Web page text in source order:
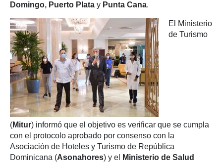
Domingo, Puerto Plata y Punta Cana.
El Ministerio
de Turismo
(Mitur) informó que el objetivo es verificar que se cumpla
con el protocolo aprobado por consenso con la
Asociación de Hoteles y Turismo de República
Dominicana (Asonahores) y el
Ministerio de Salud